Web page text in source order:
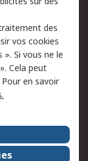
anti-
des
vos cookies
Si vous ne le
Cela peut
en savoir